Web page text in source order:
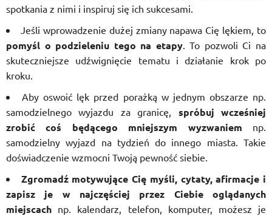
spotkania z nimi i inspiruj się ich sukcesami.
Jeśli wprowadzenie dużej zmiany napawa Cię lękiem, to
pomyśl o podzieleniu tego na etapy. To pozwoli Ci na
skuteczniejsze udźwignięcie tematu i działanie krok po
kroku.
Aby oswoić lęk przed porażką w jednym obszarze np.
samodzielnego wyjazdu za granicę, spróbuj wcześniej
zrobić coś będącego mniejszym wyzwaniem np.
samodzielny wyjazd na tydzień do innego miasta. Takie
doświadczenie wzmocni Twoją pewność siebie.
Zgromadź motywujące Cię myśli, cytaty, afirmacje i
zapisz je w najczęściej przez Ciebie oglądanych
miejscach np. kalendarz, telefon, komputer, możesz je